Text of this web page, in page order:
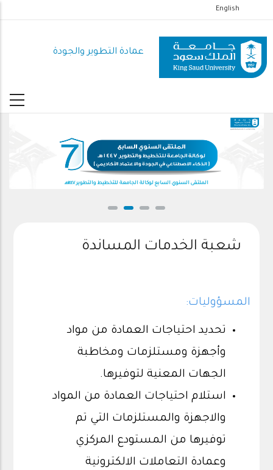
إلى
المحتوى
الرئيسي
English
عمادة التطوير والجودة
الملتقى السنوي السابع لوكالة الجامعة للتخطيط والتطوير ١٤٤٧هـ
شعبة الخدمات المساندة
المسؤوليات:
تحديد احتياجات العمادة من مواد
وأجهزة ومستلزمات ومخاطبة
الجهات المعنية لتوفيرها.
استلام احتياجات العمادة من المواد
والاجهزة والمستلزمات التي تم
توفيرها من المستودع المركزي
وعمادة التعاملات الالكترونية